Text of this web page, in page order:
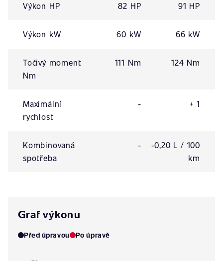
Výkon HP 82 HP 91 HP
Výkon kW 60 kW 66 kW
Točivý moment
Nm
111 Nm 124 Nm
Maximální
rychlost
- + 1
Kombinovaná
spotřeba
-
-0,20 L / 100
km
Graf výkonu
Před úpravou Po úpravě